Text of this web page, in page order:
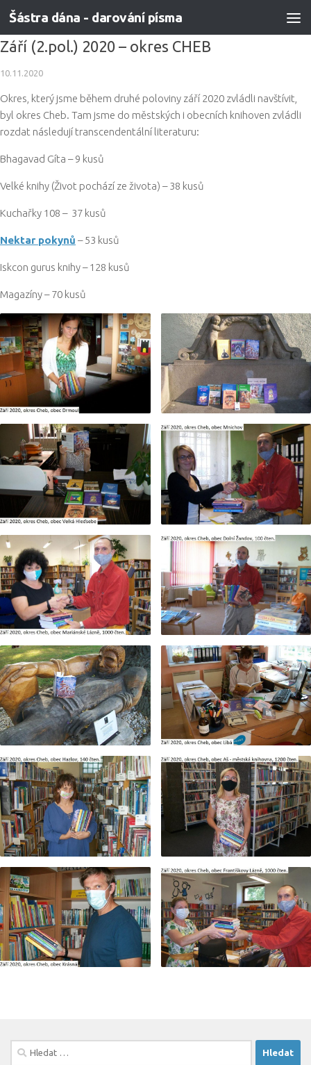
Skip to content
Šástra dána - darování písma
Září (2.pol.) 2020 – okres CHEB
10.11.2020
Okres, který jsme během druhé poloviny září 2020 zvládli navštívit,
byl okres Cheb. Tam jsme do městských i obecních knihoven zvládli
rozdat následují transcendentální literaturu:
Bhagavad Gíta – 9 kusů
Velké knihy (Život pochází ze života) – 38 kusů
Kuchařky 108 – 37 kusů
Nektar pokynů – 53 kusů
Iskcon gurus knihy – 128 kusů
Magazíny – 70 kusů
Vyhledávání